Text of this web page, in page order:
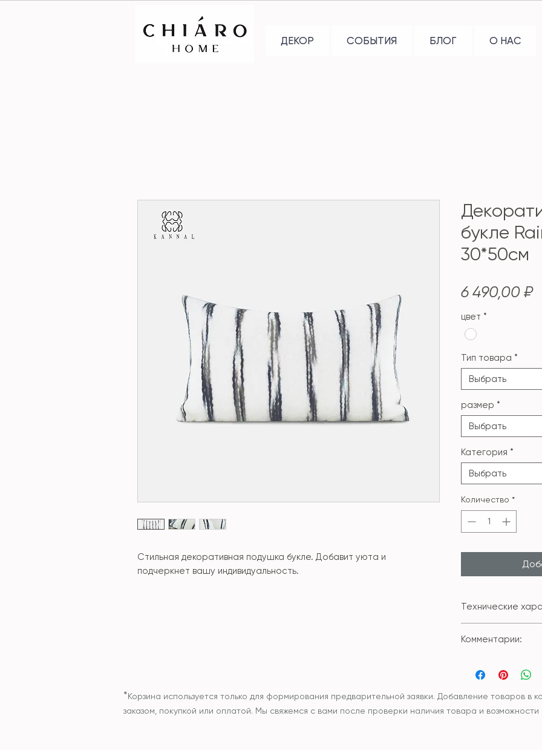
ДЕКОР СОБЫТИЯ БЛОГ О НАС
Стильная декоративная подушка букле. Добавит уюта и
подчеркнет вашу индивидуальность.
букле
30*50см
6 490,00 ₽
цвет *
Тип товара *
Выбрать
размер *
Выбрать
Категория *
Выбрать
Количество *
Технические
Размер:
молнии.
Чехол и
наполнитель
Комментарии:
подушкой или
*Корзина используется только для формирования предварительной заявки. Добавление товаров в
заказом, покупкой или оплатой. Мы свяжемся с вами после проверки наличия товара и